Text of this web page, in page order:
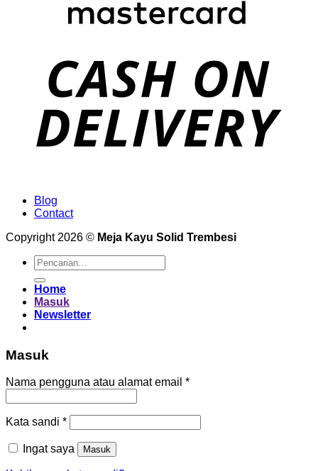
Blog
Contact
Copyright 2026 © Meja Kayu Solid Trembesi
Pencarian
untuk:
Home
Masuk
Newsletter
Masuk
Nama pengguna atau alamat email *Wajib
Kata sandi *Wajib
Ingat saya Masuk